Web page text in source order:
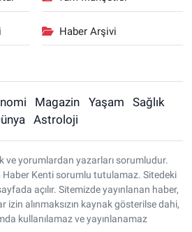
Haber Arşivi
Magazin Yaşam
Sağlık
Astroloji
ve yorumlardan yazarları sorumludur.
Haber Kenti sorumlu tutulamaz. Sitedeki
açılır. Sitemizde yayınlanan haber,
izin alınmaksızın kaynak gösterilse dahi,
kullanılamaz ve yayınlanamaz